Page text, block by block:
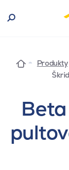
Produkty